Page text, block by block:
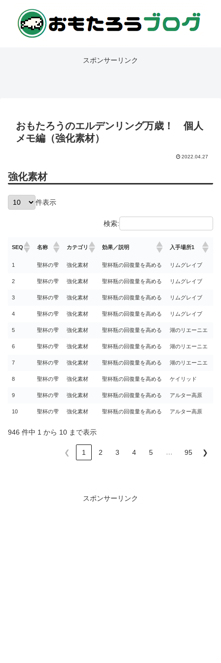
スポンサーリンク
おもたろうのエルデンリング万歳！ 個人
メモ編（強化素材）
2022.04.27
強化素材
件表示
検索:
SEQ 名称 カテゴリ 効果／説明 入手場所1
1 聖杯の雫 強化素材 聖杯瓶の回復量を高める リムグレイブ
2 聖杯の雫 強化素材 聖杯瓶の回復量を高める リムグレイブ
3 聖杯の雫 強化素材 聖杯瓶の回復量を高める リムグレイブ
4 聖杯の雫 強化素材 聖杯瓶の回復量を高める リムグレイブ
5 聖杯の雫 強化素材 聖杯瓶の回復量を高める 湖のリエーニエ
6 聖杯の雫 強化素材 聖杯瓶の回復量を高める 湖のリエーニエ
7 聖杯の雫 強化素材 聖杯瓶の回復量を高める 湖のリエーニエ
8 聖杯の雫 強化素材 聖杯瓶の回復量を高める ケイリッド
9 聖杯の雫 強化素材 聖杯瓶の回復量を高める アルター高原
10 聖杯の雫 強化素材 聖杯瓶の回復量を高める アルター高原
946 件中 1 から 10 まで表示
❮ 1 2 3 4 5 95 ❯
スポンサーリンク